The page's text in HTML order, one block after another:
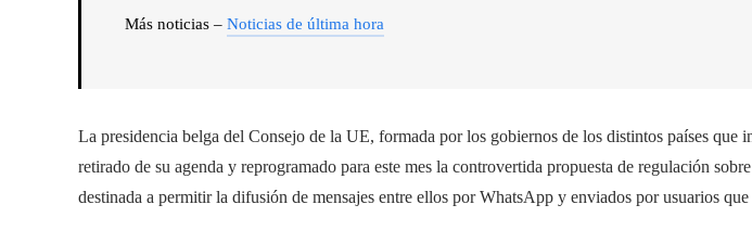
Más noticias – Noticias de última hora
La presidencia belga del Consejo de la UE, formada por los gobiernos de los distintos países que
retirado de su agenda y reprogramado para este mes la controvertida propuesta de regulación
destinada a permitir la difusión de mensajes entre ellos por WhatsApp y enviados por usuarios